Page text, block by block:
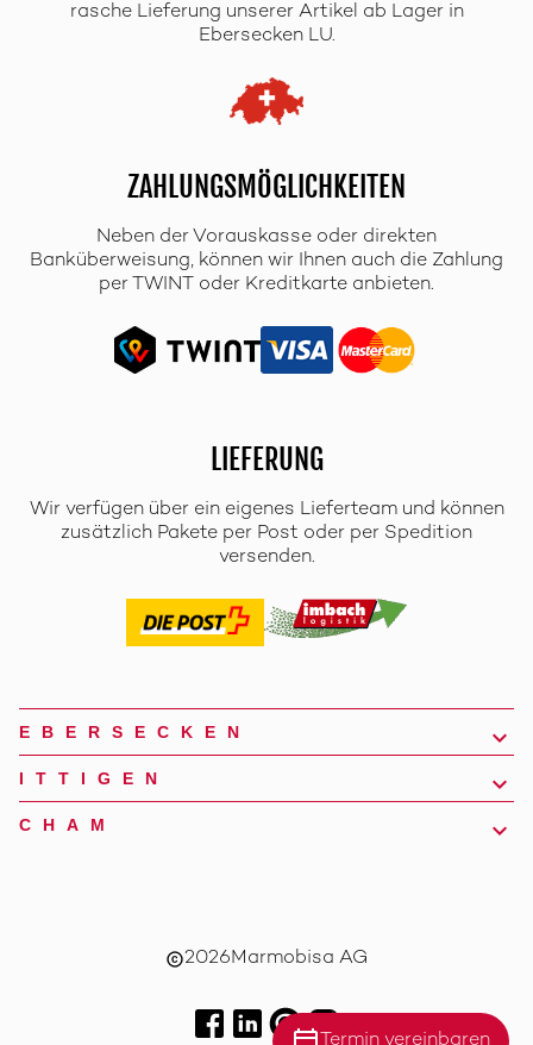
rasche Lieferung unserer Artikel ab Lager in
Ebersecken LU.
ZAHLUNGSMÖGLICHKEITEN
Neben der Vorauskasse oder direkten
Banküberweisung, können wir Ihnen auch die Zahlung
per TWINT oder Kreditkarte anbieten.
LIEFERUNG
Wir verfügen über ein eigenes Lieferteam und können
zusätzlich Pakete per Post oder per Spedition
versenden.
Termin vereinbaren
EBERSECKEN
ITTIGEN
CHAM
copyright2026Marmobisa AG